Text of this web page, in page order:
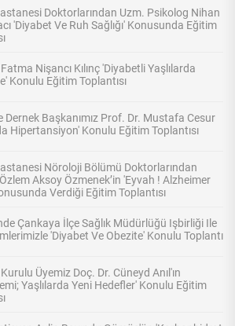
Doktorlarından Uzm. Psikolog Nihan
'Diyabet Ve Ruh Sağlığı' Konusunda Eğitim
Nişancı Kılınç 'Diyabetli Yaşlılarda
Konulu Eğitim Toplantısı
Dernek Başkanımız Prof. Dr. Mustafa Cesur
Hipertansiyon' Konulu Eğitim Toplantısı
Nöroloji Bölümü Doktorlarından
Aksoy Özmenek’in 'Eyvah ! Alzheimer
Verdiği Eğitim Toplantısı
Çankaya İlçe Sağlık Müdürlüğü Işbirliği Ile
'Diyabet Ve Obezite' Konulu Toplantı
Üyemiz Doç. Dr. Cüneyd Anıl'ın
Yaşlılarda Yeni Hedefler' Konulu Eğitim